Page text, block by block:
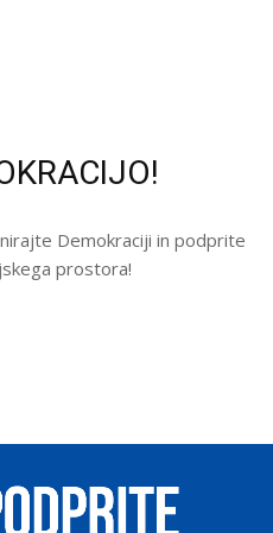
Demokraciji in podprite
prostora!